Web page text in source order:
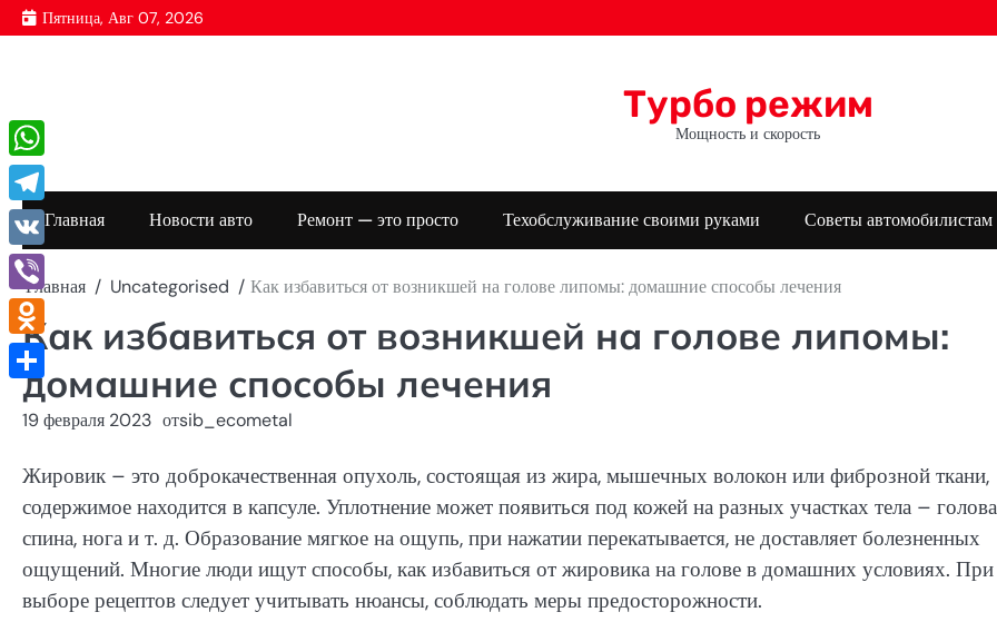
Перейти
к
Пятница, Авг 07, 2026
Турбо режим
Мощность и скорость
Главная Новости авто Ремонт — это просто Техобслуживание своими руками Советы автомобилистам
Главная Uncategorised Как избавиться от возникшей на голове липомы: домашние способы лечения
Как избавиться от возникшей на голове липомы:
домашние способы лечения
19 февраля 2023 отsib_ecometal
Жировик – это доброкачественная опухоль, состоящая из жира, мышечных волокон или фиброзной ткани,
содержимое находится в капсуле. Уплотнение может появиться под кожей на разных участках тела –
спина, нога и т. д. Образование мягкое на ощупь, при нажатии перекатывается, не доставляет болезненных
ощущений. Многие люди ищут способы, как избавиться от жировика на голове в домашних условиях. При
выборе рецептов следует учитывать нюансы, соблюдать меры предосторожности.
WhatsApp
Telegram
VK
Viber
Odnoklassniki
Отправить